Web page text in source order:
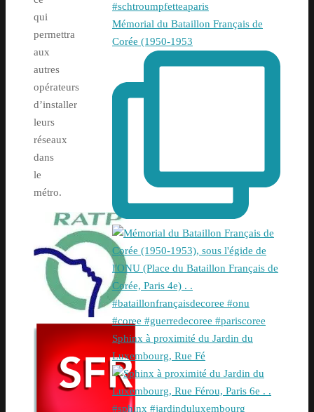
qui
permettra
aux
autres
opérateurs
d’installer
leurs
réseaux
dans
le
métro.
Mémorial du Bataillon Français de
Corée (1950-1953
Sphinx à proximité du Jardin du
Luxembourg, Rue Fé